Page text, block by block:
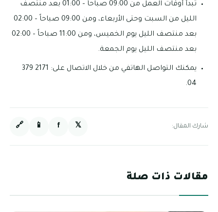
تبدأ أوقات العمل من 09:00 صباحاً – 01:00 بعد منتصف
الليل من السبت وحتى الأربعاء، ومن 09:00 صباحاً – 02:00
بعد منتصف الليل يوم الخميس، ومن 11:00 صباحاً – 02:00
بعد منتصف الليل يوم الجمعة.
يمكنك التواصل الهاتفي من خلال الاتصال على: 2171 379
04.
شارك المقال: 𝕏
f
📱
🔗
مقالات ذات صلة